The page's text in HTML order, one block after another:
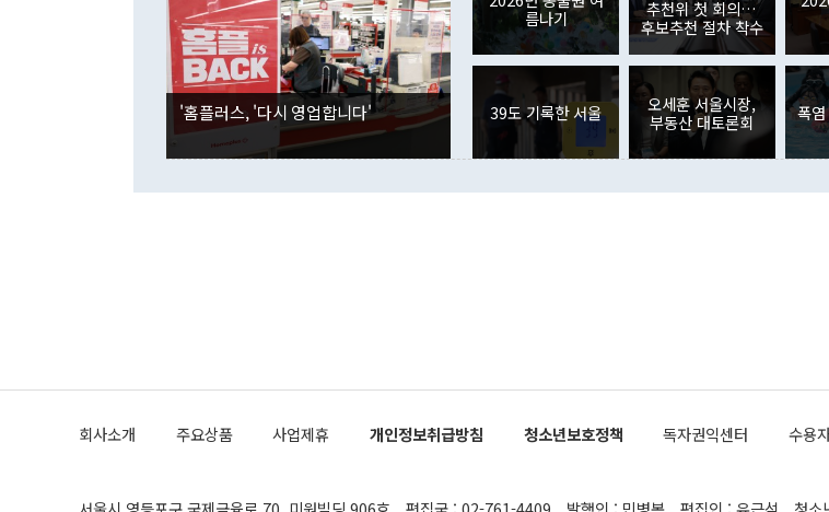
잘랐다. 정 장관이 이날 소개한 대북 구상과 설명은 정부 내
않았다는 점에서 문제가 있다. 특히 주적 표현 대체와 국호
사합의 복원, 4자회담 추진 등은 통일부 장관이 결정할 사안
권이라는 지적이 나오고 있다. 이 대통령은 정 장관의 업무
뒤 "여기 업무보고에 발표했다고 승인난 건 아니다"라고 재
부의 한 소식통은 "정 장관의 발언 내용은 대부분 국가안전
를 거쳐 결정된 사안이 아닌 정 장관의 개인적 생각에 가깝
련 부처 장관이 정부의 공식 정책이 아닌 사안을 추진하겠
하고 대통령의 면전에서 '국군통수권자가 나서야 한다'고 주
이나 미국은 북한에 선비핵화를 공식적으로 요구한 적이 없
공하는 방식으로 이뤄졌다. 1994년 북·미 제네바 기본합의
협상에 관여했던 한 전직 관료는 "모든 북핵 협상은 북한의
각각 증가했다. 증권투자에서는 외국인의 국내 주식 매도세
국인의 국내 주식 투자는 차익실현 매도 등의 영향으로 316
감소하며 전월(-310억5000만달러)에 이어 역대 최대 순매
경신했다. 외국인의 국내 채권투자는 세계국채지수(WGBI)
분기 말 만기도래 영향으로 증가 폭이 줄어든 52억9000만
다. 내국인의 해외 증권투자는 주식을 중심으로 35억6000
다. eoyn2@newspim.com
'홈플러스, '다시 영업합니다'
름나기
추천위 첫 회의…
후보추천 절차 착수
39도 기록한 서울
오세훈 서울시장,
부동산 대토론회
폭
회사소개 주요상품 사업제휴 개인정보취급방침 청소년보호정책 독자권익센터 수용